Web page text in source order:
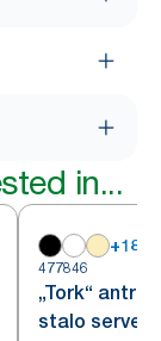
in...
+18
477846
„Tork“
stalo